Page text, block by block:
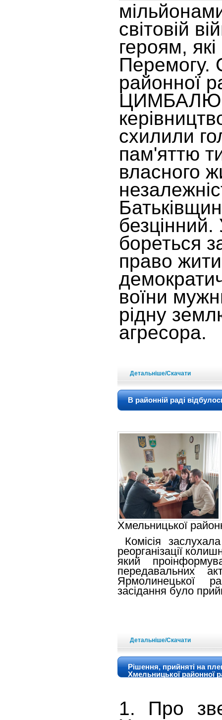
світовій
героям,
Перемогу.
районної
ЦИМБАЛЮК
схилили
пам'яттю
власного
безцінний.
бореться
право жити
воїни
рідну
агресора.
Детальніше/Скачати
В районній раді
Хмельницької
Комісія
реорганізації
який
передавальних
Ярмолинецької
засідання було
Детальніше/Скачати
Рішення, прийняті на
Хмельницької районної
1. Про